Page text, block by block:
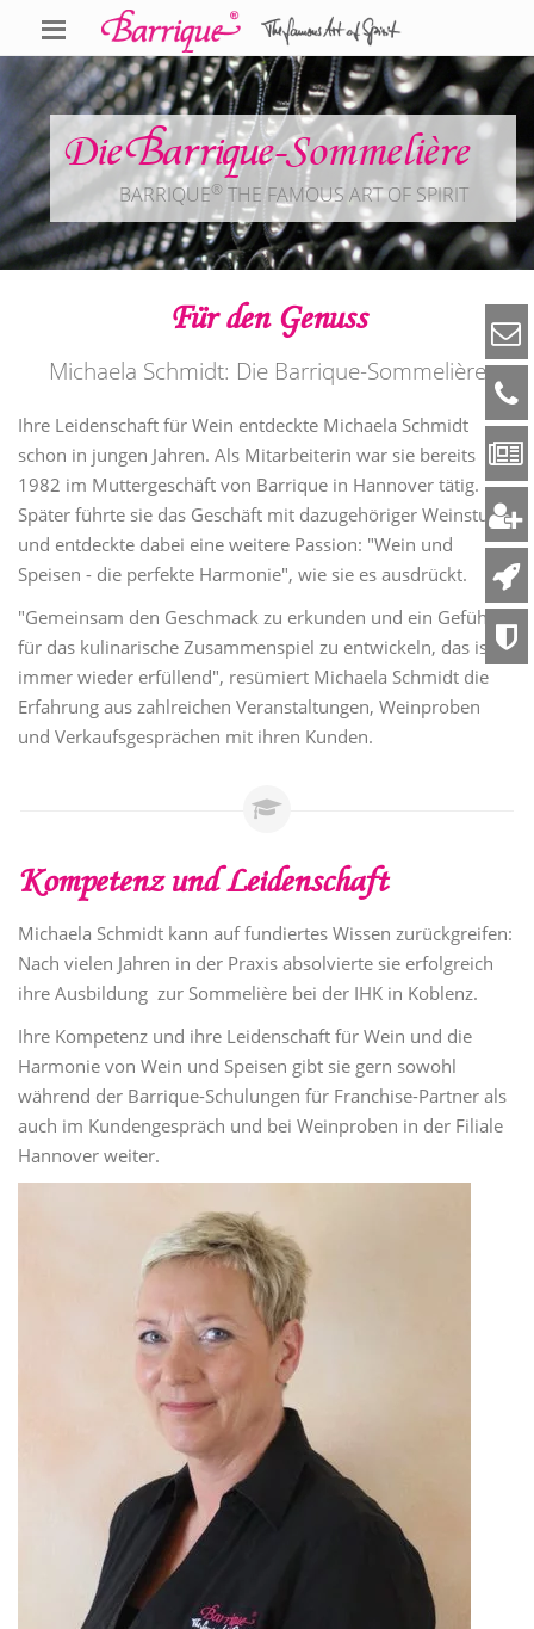
Die Barrique-Sommelière
BARRIQUE® THE FAMOUS ART OF SPIRIT
Für den Genuss
Michaela Schmidt: Die Barrique-Sommelière
Ihre Leidenschaft für Wein entdeckte Michaela Schmidt
schon in jungen Jahren. Als Mitarbeiterin war sie bereits
1982 im Muttergeschäft von Barrique in Hannover tätig.
Später führte sie das Geschäft mit dazugehöriger Weinstube
und entdeckte dabei eine weitere Passion: "Wein und
Speisen - die perfekte Harmonie", wie sie es ausdrückt.
"Gemeinsam den Geschmack zu erkunden und ein Gefühl
für das kulinarische Zusammenspiel zu entwickeln, das ist
immer wieder erfüllend", resümiert Michaela Schmidt die
Erfahrung aus zahlreichen Veranstaltungen, Weinproben
und Verkaufsgesprächen mit ihren Kunden.
Kompetenz und Leidenschaft
Michaela Schmidt kann auf fundiertes Wissen zurückgreifen:
Nach vielen Jahren in der Praxis absolvierte sie erfolgreich
ihre Ausbildung zur Sommelière bei der IHK in Koblenz.
Ihre Kompetenz und ihre Leidenschaft für Wein und die
Harmonie von Wein und Speisen gibt sie gern sowohl
während der Barrique-Schulungen für Franchise-Partner als
auch im Kundengespräch und bei Weinproben in der Filiale
Hannover weiter.